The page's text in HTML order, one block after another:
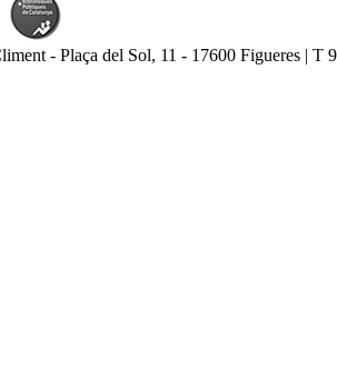
- Plaça del Sol, 11 - 17600 Figueres |